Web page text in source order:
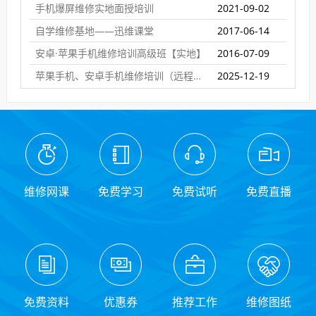
手机爆屏维修实地面授培训
2021-09-02
自学维修基地——迅维课堂
2017-06-14
安卓·苹果手机维修培训高级班【实地】
2016-07-09
苹果手机、安卓手机维修培训（远程网络班）
2025-12-19
维修网课 免费学习 免费试听 免费直播
免费资料 优惠券 推荐工作 维修图纸